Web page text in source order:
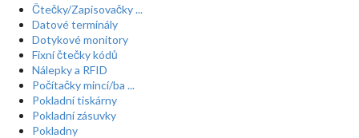
Čtečky/Zapisovačky ...
Datové terminály
Dotykové monitory
Fixní čtečky kódů
Nálepky a RFID
Počítačky mincí/ba ...
Pokladní tiskárny
Pokladní zásuvky
Pokladny